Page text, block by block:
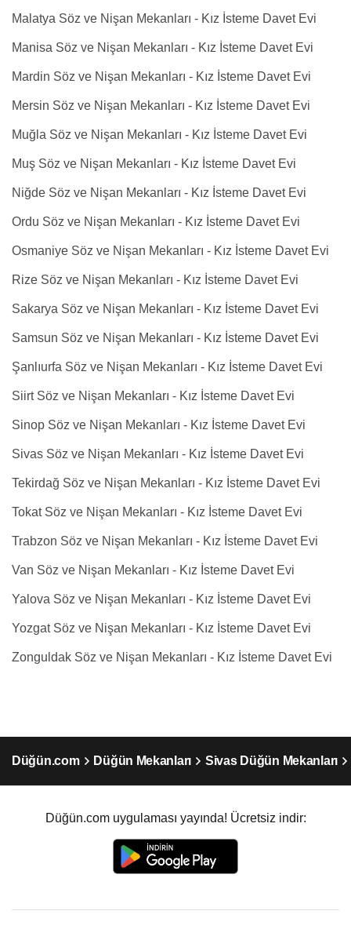
Malatya Söz ve Nişan Mekanları - Kız İsteme Davet Evi
Manisa Söz ve Nişan Mekanları - Kız İsteme Davet Evi
Mardin Söz ve Nişan Mekanları - Kız İsteme Davet Evi
Mersin Söz ve Nişan Mekanları - Kız İsteme Davet Evi
Muğla Söz ve Nişan Mekanları - Kız İsteme Davet Evi
Muş Söz ve Nişan Mekanları - Kız İsteme Davet Evi
Niğde Söz ve Nişan Mekanları - Kız İsteme Davet Evi
Ordu Söz ve Nişan Mekanları - Kız İsteme Davet Evi
Osmaniye Söz ve Nişan Mekanları - Kız İsteme Davet Evi
Rize Söz ve Nişan Mekanları - Kız İsteme Davet Evi
Sakarya Söz ve Nişan Mekanları - Kız İsteme Davet Evi
Samsun Söz ve Nişan Mekanları - Kız İsteme Davet Evi
Şanlıurfa Söz ve Nişan Mekanları - Kız İsteme Davet Evi
Siirt Söz ve Nişan Mekanları - Kız İsteme Davet Evi
Sinop Söz ve Nişan Mekanları - Kız İsteme Davet Evi
Sivas Söz ve Nişan Mekanları - Kız İsteme Davet Evi
Tekirdağ Söz ve Nişan Mekanları - Kız İsteme Davet Evi
Tokat Söz ve Nişan Mekanları - Kız İsteme Davet Evi
Trabzon Söz ve Nişan Mekanları - Kız İsteme Davet Evi
Van Söz ve Nişan Mekanları - Kız İsteme Davet Evi
Yalova Söz ve Nişan Mekanları - Kız İsteme Davet Evi
Yozgat Söz ve Nişan Mekanları - Kız İsteme Davet Evi
Zonguldak Söz ve Nişan Mekanları - Kız İsteme Davet Evi
Düğün.com Düğün Mekanları Sivas Düğün Mekanları
Düğün.com uygulaması yayında! Ücretsiz indir: